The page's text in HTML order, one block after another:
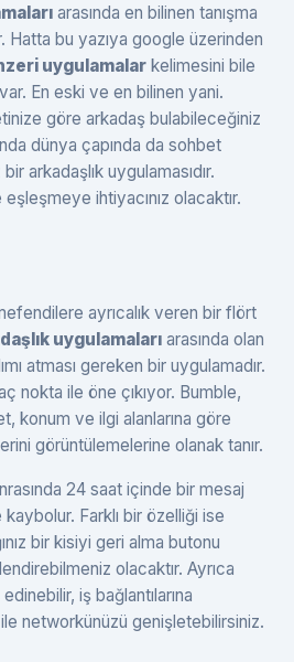
arasında en bilinen tanışma
Hatta bu yazıya google üzerinden
uygulamalar kelimesini bile
En eski ve en bilinen yani.
göre arkadaş bulabileceğiniz
dünya çapında da sohbet
arkadaşlık uygulamasıdır.
ihtiyacınız olacaktır.
ayrıcalık veren bir flört
uygulamaları arasında olan
atması gereken bir uygulamadır.
nokta ile öne çıkıyor. Bumble,
konum ve ilgi alanlarına göre
görüntülemelerine olanak tanır.
24 saat içinde bir mesaj
Farklı bir özelliği ise
bir kisiyi geri alma butonu
olacaktır. Ayrıca
iş bağlantılarına
networkünüzü genişletebilirsiniz.